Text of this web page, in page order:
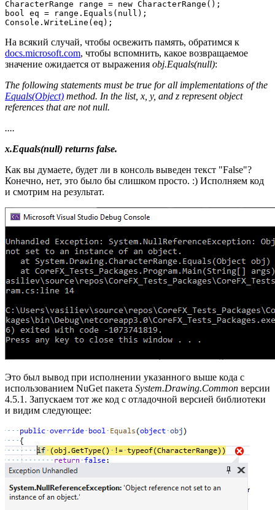
CharacterRange range = new CharacterRange();
bool eq = range.Equals(null);
Console.WriteLine(eq);
На всякий случай, чтобы освежить память, обратимся к
docs.microsoft.com, чтобы вспомнить, какое возвращаемое
значение ожидается от выражения obj.Equals(null):
The following statements must be true for all implementations of the
Equals(Object) method. In the list, x, y, and z represent object
references that are not null.
....
x.Equals(null) returns false.
Как вы думаете, будет ли в консоль выведен текст "False"?
Конечно, нет, это было бы слишком просто. :) Исполняем код
и смотрим на результат.
Это был вывод при исполнении указанного выше кода с
использованием NuGet пакета System.Drawing.Common версии
4.5.1. Запускаем тот же код с отладочной версией библиотеки
и видим следующее: